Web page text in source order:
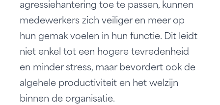
agressiehantering toe te passen, kunnen
medewerkers zich veiliger en meer op
hun gemak voelen in hun functie. Dit leidt
niet enkel tot een hogere tevredenheid
en minder stress, maar bevordert ook de
algehele productiviteit en het welzijn
binnen de organisatie.